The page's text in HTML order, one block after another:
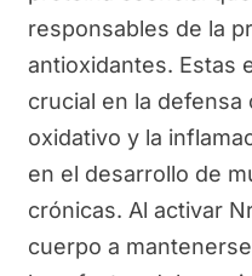
responsables de la
antioxidantes. Estas
crucial en la
oxidativo y la
en el desarrollo de
crónicas. Al activar
cuerpo a